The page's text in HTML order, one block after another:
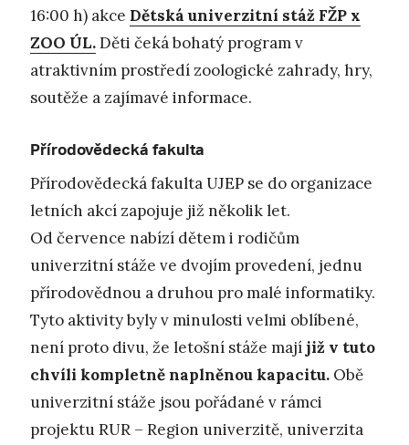
16:00 h) akce Dětská univerzitní stáž FŽP x
ZOO ÚL.Děti čeká bohatý program v
atraktivním prostředí zoologické zahrady, hry,
soutěže a zajímavé informace.
Přírodovědecká fakulta
Přírodovědecká fakulta UJEP se do organizace
letních akcí zapojuje již několik let.
Od července nabízí dětem i rodičům
univerzitní stáže ve dvojím provedení, jednu
přírodovědnou a druhou pro malé informatiky.
Tyto aktivity byly v minulosti velmi oblíbené,
není proto divu, že letošní stáže majíjiž v tuto
chvíli kompletně naplněnou kapacitu. Obě
univerzitní stáže jsou pořádané v rámci
projektu RUR – Region univerzitě, univerzita